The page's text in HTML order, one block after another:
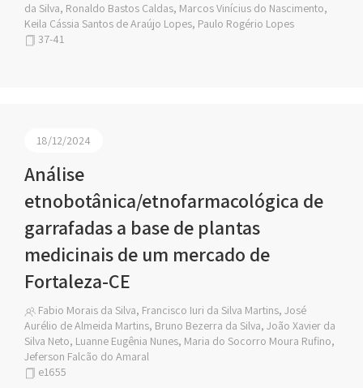
da Silva, Ronaldo Bastos Caldas, Marcos Vinícius do Nascimento,
Keila Cássia Santos de Araújo Lopes, Paulo Rogério Lopes
37-41
18/12/2024
Análise
etnobotânica/etnofarmacológica de
garrafadas a base de plantas
medicinais de um mercado de
Fortaleza-CE
Fabio Morais da Silva, Francisco Iuri da Silva Martins, José
Aurélio de Almeida Martins, Bruno Bezerra da Silva, João Xavier da
Silva Neto, Luanne Eugênia Nunes, Maria do Socorro Moura Rufino,
Jeferson Falcão do Amaral
e1655